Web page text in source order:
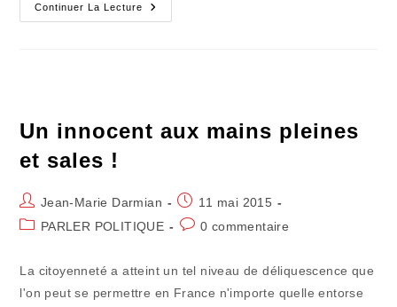
Continuer La Lecture
Arrêtons
De
Un innocent aux mains pleines
et sales !
Auteur/autrice
de
Jean-Marie Darmian
Publication
publiée :
11 mai 2015
PostPARLER POLITIQUE
Commentaires
0 commentaire
La citoyenneté a atteint un tel niveau de déliquescence que
l'on peut se permettre en France n'importe quelle entorse